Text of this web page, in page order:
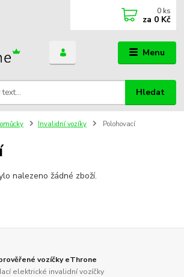
Menu
Hledat
0 ks
za 0 Kč
Invalidní vozíky Polohovací
nalezeno žádné zboží.
vozíčky eThrone
elektrické invalidní vozíčky